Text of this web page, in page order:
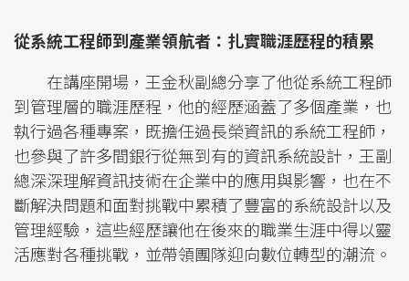
從系統工程師到產業領航者：扎實職涯歷程的積累
在講座開場，王金秋副總分享了他從系統工程師
到管理層的職涯歷程，他的經歷涵蓋了多個產業，也
執行過各種專案，既擔任過長榮資訊的系統工程師，
也參與了許多間銀行從無到有的資訊系統設計，王副
總深深理解資訊技術在企業中的應用與影響，也在不
斷解決問題和面對挑戰中累積了豐富的系統設計以及
管理經驗，這些經歷讓他在後來的職業生涯中得以靈
活應對各種挑戰，並帶領團隊迎向數位轉型的潮流。